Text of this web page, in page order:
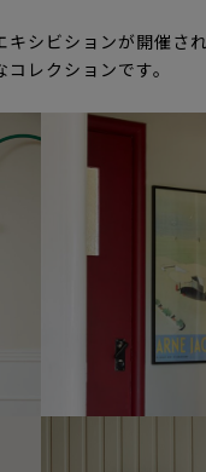
シビションが開催さ
レクションです。